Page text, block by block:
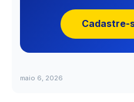
Cadastre-
maio 6, 2026